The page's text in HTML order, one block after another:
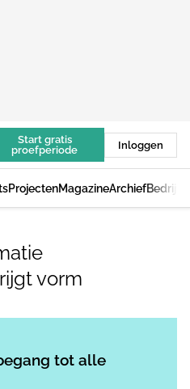
Start gratis
proefperiode
Inloggen
ProjectenMagazineArchief
vorm
tot alle